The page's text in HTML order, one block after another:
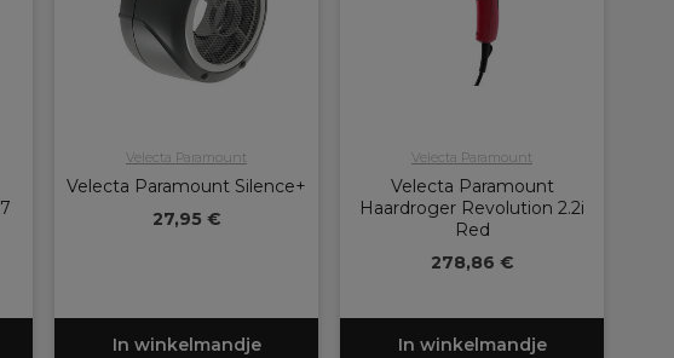
Velecta Paramount
Velecta Paramount Silence+
27,95 €
In winkelmandje
Velecta Paramount
Velecta Paramount
Haardroger Revolution 2.2i
Red
278,86 €
In winkelmandje